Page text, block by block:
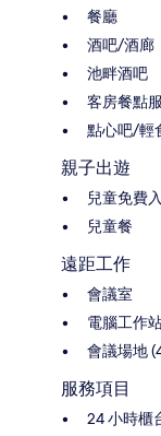
餐廳
酒吧/酒廊
池畔酒吧
客房餐點
點心吧/輕
親子出遊
兒童免費
兒童餐
遠距工作
會議室
電腦工作
會議場地
服務項目
24 小時櫃